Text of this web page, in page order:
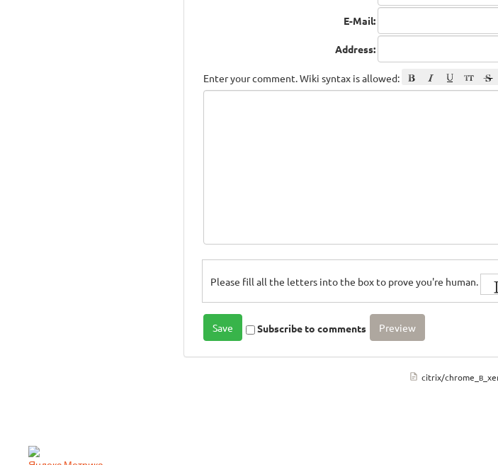
E-Mail:
Address:
Enter your comment. Wiki syntax is allowed:
Please fill all the letters into the box to prove you're human.
Subscribe to comments
citrix/